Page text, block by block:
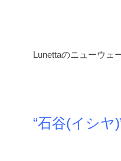
Lunettaのニューウェ
“石谷(イシヤ